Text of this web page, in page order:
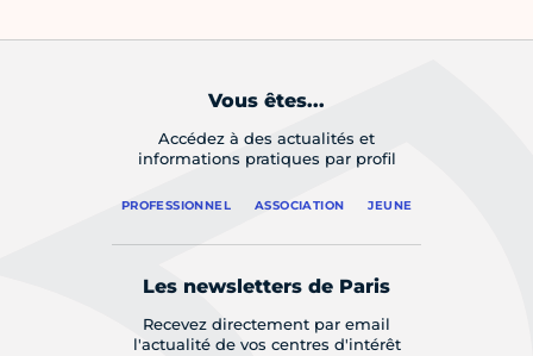
Vous êtes...
Accédez à des actualités et
informations pratiques par profil
PROFESSIONNEL ASSOCIATION JEUNE
Les newsletters de Paris
Recevez directement par email
l'actualité de vos centres d'intérêt